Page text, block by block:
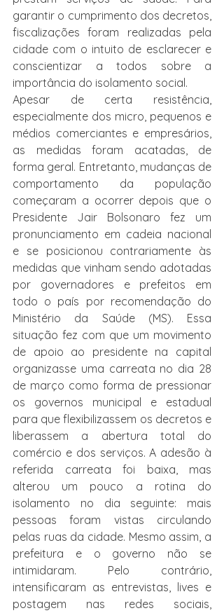
garantir o cumprimento dos decretos,
fiscalizações foram realizadas pela
cidade com o intuito de esclarecer e
conscientizar a todos sobre a
importância do isolamento social.
Apesar de certa resistência,
especialmente dos micro, pequenos e
médios comerciantes e empresários,
as medidas foram acatadas, de
forma geral. Entretanto, mudanças de
comportamento da população
começaram a ocorrer depois que o
Presidente Jair Bolsonaro fez um
pronunciamento em cadeia nacional
e se posicionou contrariamente às
medidas que vinham sendo adotadas
por governadores e prefeitos em
todo o país por recomendação do
Ministério da Saúde (MS). Essa
situação fez com que um movimento
de apoio ao presidente na capital
organizasse uma carreata no dia 28
de março como forma de pressionar
os governos municipal e estadual
para que flexibilizassem os decretos e
liberassem a abertura total do
comércio e dos serviços. A adesão à
referida carreata foi baixa, mas
alterou um pouco a rotina do
isolamento no dia seguinte: mais
pessoas foram vistas circulando
pelas ruas da cidade. Mesmo assim, a
prefeitura e o governo não se
intimidaram. Pelo contrário,
intensificaram as entrevistas, lives e
postagem nas redes sociais,